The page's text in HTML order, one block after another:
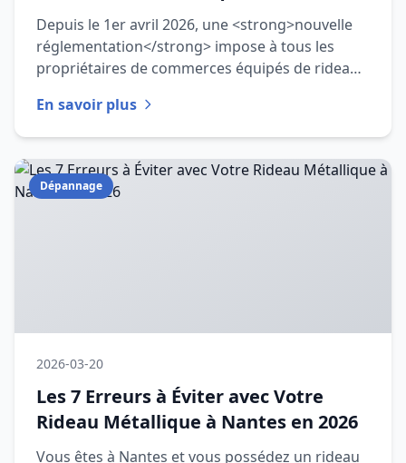
Ce qui Change en 2026
Depuis le 1er avril 2026, une <strong>nouvelle
réglementation</strong> impose à tous les
propriétaires de commerces équipés de rideaux
En savoir plus
Dépannage
2026-03-20
Les 7 Erreurs à Éviter avec Votre
Rideau Métallique à Nantes en 2026
Vous êtes à Nantes et vous possédez un rideau